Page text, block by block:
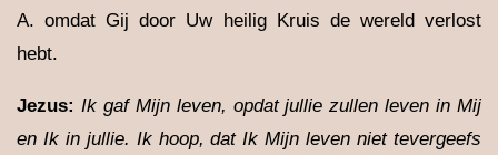
A. omdat Gij door Uw heilig Kruis de wereld verlost
hebt.
Jezus: Ik gaf Mijn leven, opdat jullie zullen leven in Mij
en Ik in jullie. Ik hoop, dat Ik Mijn leven niet tevergeefs